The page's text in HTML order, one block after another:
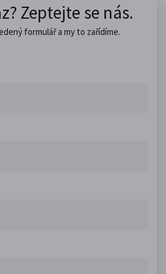
Zeptejte se nás.
formulář a my to zařídíme.